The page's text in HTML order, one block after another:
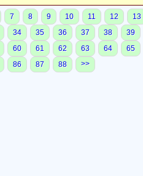
7 8 9 10 11 12
13
34 35 36 37 38
39
60 61 62 63 64
65
86 87 88 >>